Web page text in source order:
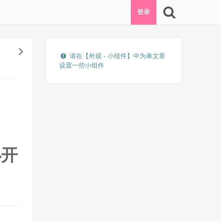
登录
请在【外观 - 小组件】中为单文章
设置一些小组件